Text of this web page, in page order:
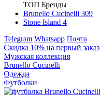
ТОП Бренды
Brunello Cucinelli 309
Stone Island 4
Telegram Whatsapp Почта
Скидка 10% на первый заказ
Мужская коллекция
Brunello Cucinelli
Одежда
Футболки